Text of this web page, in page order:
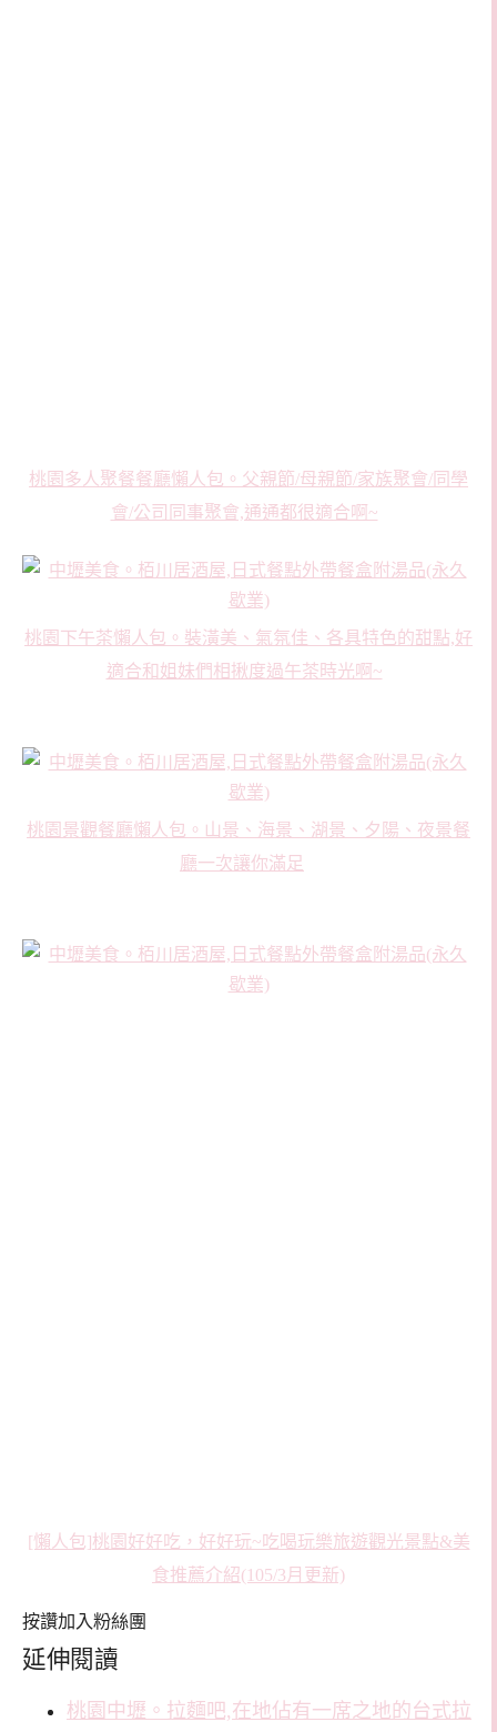
桃園多人聚餐餐廳懶人包。父親節/母親節/家族聚會/同學
會/公司同事聚會,通通都很適合啊~
桃園下午茶懶人包。裝潢美、氣氛佳、各具特色的甜點,好
適合和姐妹們相揪度過午茶時光啊~
桃園景觀餐廳懶人包。山景、海景、湖景、夕陽、夜景餐
廳一次讓你滿足
[懶人包]桃園好好吃，好好玩~吃喝玩樂旅遊觀光景點&美
食推薦介紹(105/3月更新)
按讚加入粉絲團
延伸閱讀
桃園中壢。拉麵吧,在地佔有一席之地的台式拉